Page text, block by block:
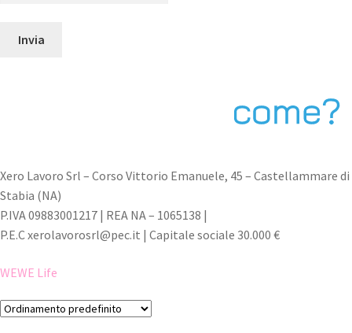
Xero Lavoro Srl – Corso Vittorio Emanuele, 45 – Castellammare di
Stabia (NA)
P.IVA 09883001217 | REA NA – 1065138 |
P.E.C xerolavorosrl@pec.it | Capitale sociale 30.000 €
WEWE Life